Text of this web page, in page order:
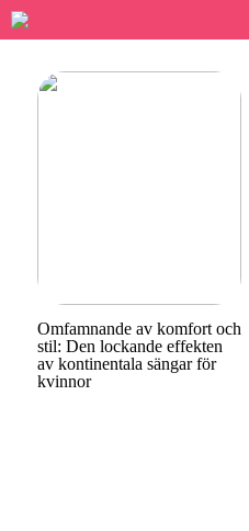
Omfamnande av komfort och
stil: Den lockande effekten
av kontinentala sängar för
kvinnor